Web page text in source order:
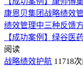
康恩贝集团战略绩效
绩效管理中三种反馈
【成功案例】绿谷医
阅读
战略绩效护航 11718